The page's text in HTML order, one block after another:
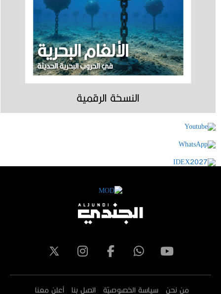
النسخة الرقمية
من نحن سياسة الخصوصيّة اتصل بنا أعلن معنا